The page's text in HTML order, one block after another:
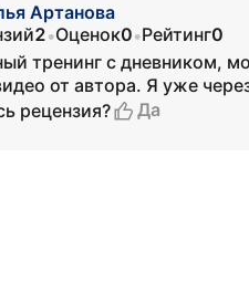
Артанова
2•Оценок0•Рейтинг0
тренинг с дневником,
от автора. Я уже
рецензия?
Да